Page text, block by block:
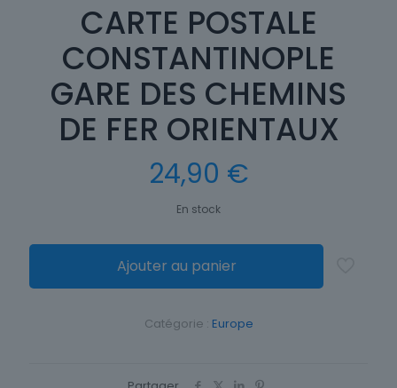
CARTE POSTALE
CONSTANTINOPLE
GARE DES CHEMINS
DE FER ORIENTAUX
24,90 €
En stock
Ajouter au panier
Catégorie : Europe